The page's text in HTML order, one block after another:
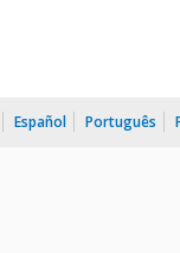
Español Português